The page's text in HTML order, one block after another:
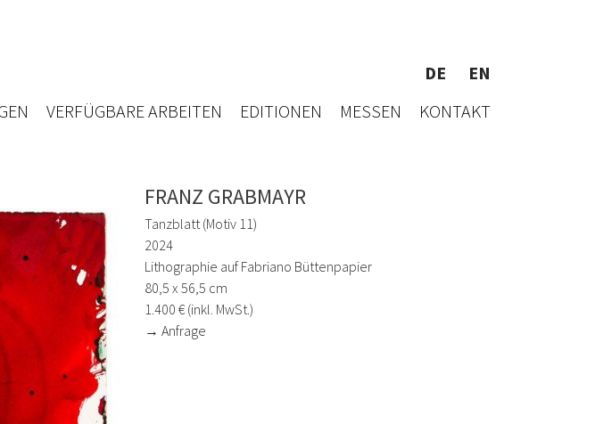
DE
EN
VERFÜGBARE ARBEITEN EDITIONEN MESSEN KONTAKT
FRANZ GRABMAYR
Tanzblatt (Motiv 11)
2024
Lithographie auf Fabriano Büttenpapier
80,5 x 56,5 cm
1.400 € (inkl. MwSt.)
→ Anfrage